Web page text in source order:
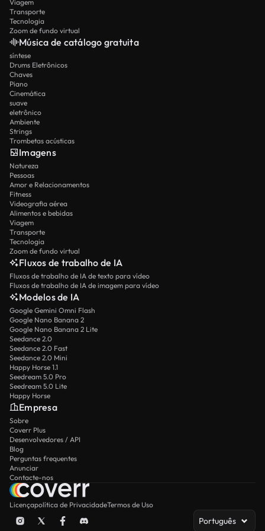
Viagem
Transporte
Tecnologia
Zoom de fundo virtual
Música de catálogo gratuita
síntese
Drums Eletrônicos
Chaves
Piano
Cinemática
suave
eletrônico
Ambiente
Strings
Trombetas acústicas
Imagens
Natureza
Pessoas
Amor e Relacionamentos
Fitness
Videografia aérea
Alimentos e bebidas
Viagem
Transporte
Tecnologia
Zoom de fundo virtual
Fluxos de trabalho de IA
Fluxos de trabalho de IA de texto para vídeo
Fluxos de trabalho de IA de imagem para vídeo
Modelos de IA
Google Gemini Omni Flash
Google Nano Banana 2
Google Nano Banana 2 Lite
Seedance 2.0
Seedance 2.0 Fast
Seedance 2.0 Mini
Happy Horse 1.1
Seedream 5.0 Pro
Seedream 5.0 Lite
Happy Horse
Empresa
Sobre
Coverr Plus
Desenvolvedores / API
Blog
Perguntas frequentes
Anunciar
Contacte-nos
Licençapolítica de PrivacidadeTermos de Uso
Português